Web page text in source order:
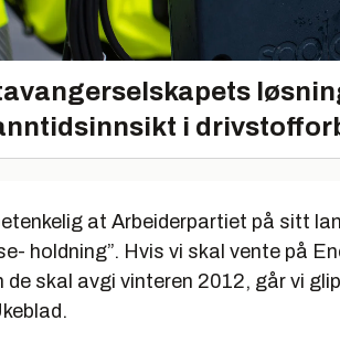
i
at Arbeiderpartiet på sitt
holdning”. Hvis vi skal vente på
de skal avgi vinteren 2012, går vi